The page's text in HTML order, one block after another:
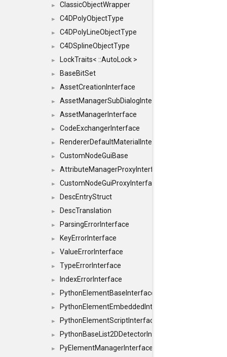
► ClassicObjectWrapper
► C4DPolyObjectType
► C4DPolyLineObjectType
► C4DSplineObjectType
► LockTraits< ::AutoLock >
► BaseBitSet
► AssetCreationInterface
► AssetManagerSubDialogInterface
► AssetManagerInterface
► CodeExchangerInterface
► RendererDefaultMaterialInterface
► CustomNodeGuiBase
► AttributeManagerProxyInterface
► CustomNodeGuiProxyInterface
► DescEntryStruct
► DescTranslation
► ParsingErrorInterface
► KeyErrorInterface
► ValueErrorInterface
► TypeErrorInterface
► IndexErrorInterface
► PythonElementBaseInterface
► PythonElementEmbeddedInterface
► PythonElementScriptInterface
► PythonBaseList2DDetectorInterface
► PyElementManagerInterface